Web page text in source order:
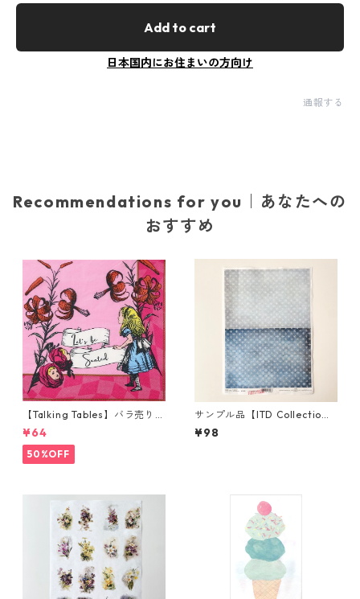
Add to cart
日本国内にお住まいの方向け
通報する
Recommendations for you｜あなたへの
おすすめ
【Talking Tables】バラ売り1
枚 ランチサイズ ペーパーナプ
キン Alice in Wonderland ピ
ンク
¥64
50%OFF
サンプル品【ITD Collectio
n】A4サイズ ライスペーパー
R2319 デコパージュ
¥98